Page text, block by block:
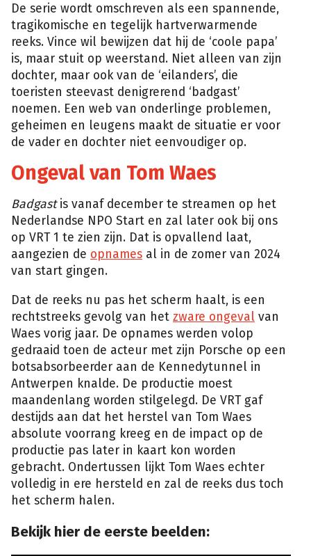
De serie wordt omschreven als een spannende,
tragikomische en tegelijk hartverwarmende
reeks. Vince wil bewijzen dat hij de ‘coole papa’
is, maar stuit op weerstand. Niet alleen van zijn
dochter, maar ook van de ‘eilanders’, die
toeristen steevast denigrerend ‘badgast’
noemen. Een web van onderlinge problemen,
geheimen en leugens maakt de situatie er voor
de vader en dochter niet eenvoudiger op.
Ongeval van Tom Waes
Badgastis vanaf december te streamen op het
Nederlandse NPO Start en zal later ook bij ons
op VRT 1 te zien zijn. Dat is opvallend laat,
aangezien de opnames al in de zomer van 2024
van start gingen.
Dat de reeks nu pas het scherm haalt, is een
rechtstreeks gevolg van het zware ongeval van
Waes vorig jaar. De opnames werden volop
gedraaid toen de acteur met zijn Porsche op een
botsabsorbeerder aan de Kennedytunnel in
Antwerpen knalde. De productie moest
maandenlang worden stilgelegd. De VRT gaf
destijds aan dat het herstel van Tom Waes
absolute voorrang kreeg en de impact op de
productie pas later in kaart kon worden
gebracht. Ondertussen lijkt Tom Waes echter
volledig in ere hersteld en zal de reeks dus toch
het scherm halen.
Bekijk hier de eerste beelden: